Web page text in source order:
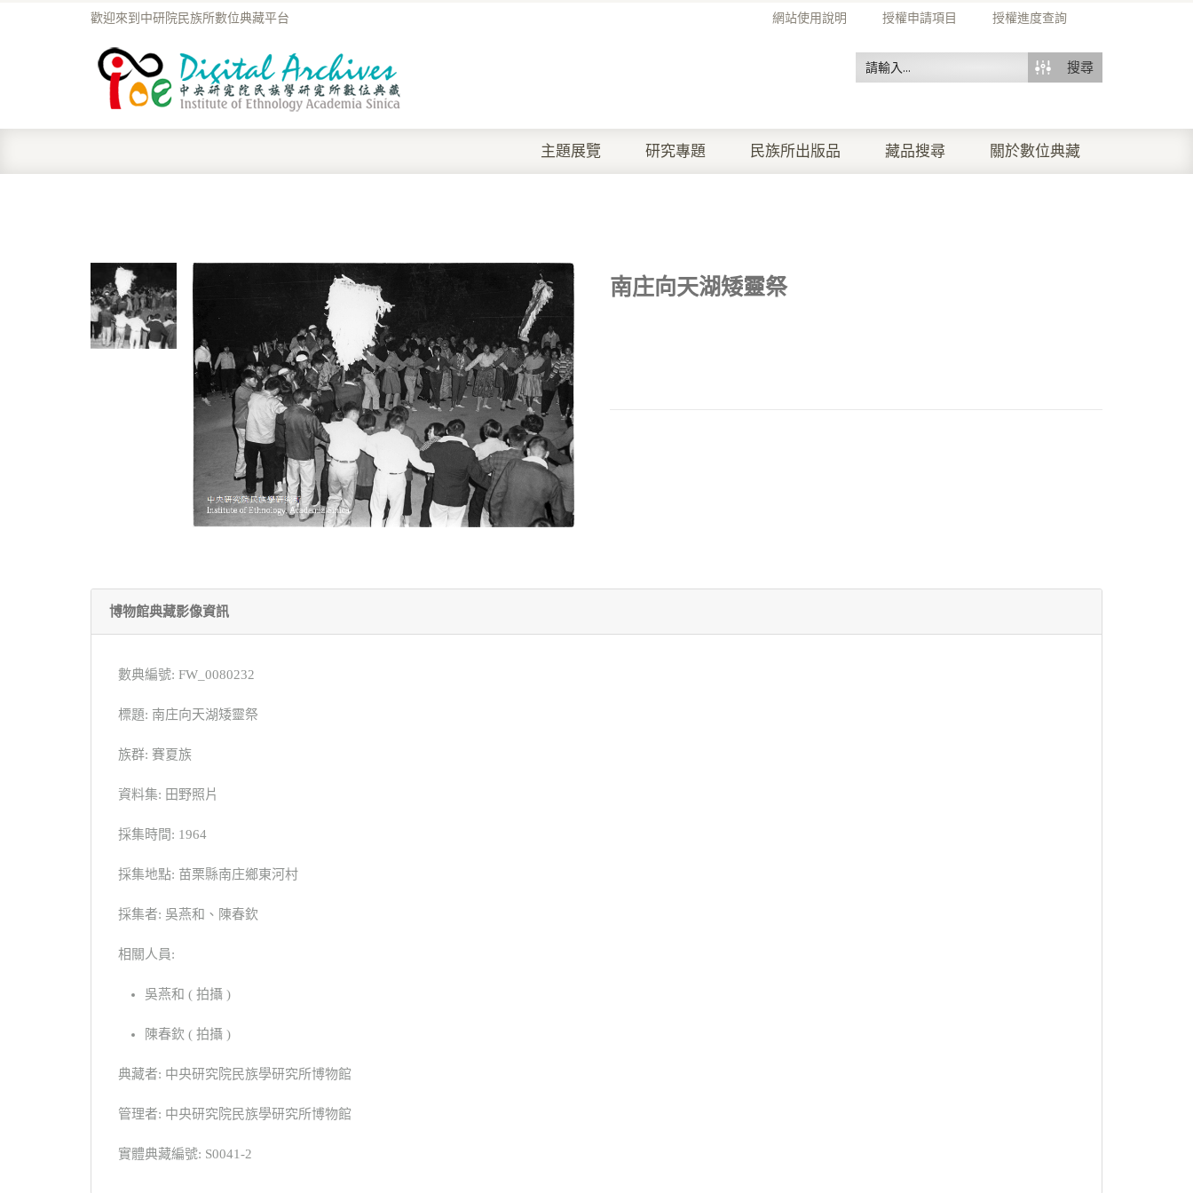
網站使用說明 授權申請項目 授權進度查詢
歡迎來到中研院民族所數位典藏平台
搜尋
主題展覽 研究專題 民族所出版品 藏品搜尋 關於數位典藏
南庄向天湖矮靈祭
博物館典藏影像資訊
數典編號: FW_0080232
標題: 南庄向天湖矮靈祭
族群: 賽夏族
資料集: 田野照片
採集時間: 1964
採集地點: 苗栗縣南庄鄉東河村
採集者: 吳燕和、陳春欽
相關人員:
吳燕和 ( 拍攝 )
陳春欽 ( 拍攝 )
典藏者: 中央研究院民族學研究所博物館
管理者: 中央研究院民族學研究所博物館
實體典藏編號: S0041-2